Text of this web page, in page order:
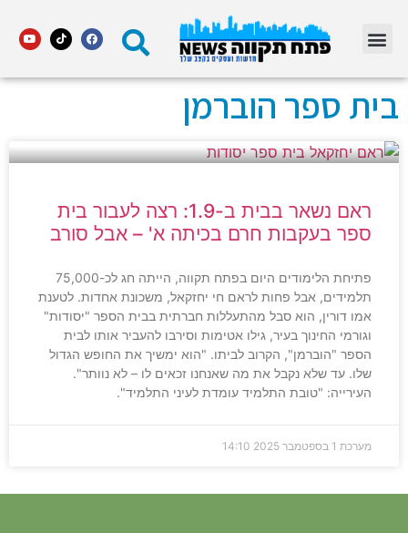
בית ספר הוברמן
ראם נשאר בבית ב-1.9: רצה לעבור בית
ספר בעקבות חרם בכיתה א' – אבל סורב
פתיחת הלימודים היום בפתח תקווה, הייתה חג לכ-75,000
תלמידים, אבל פחות לראם חי יחזקאל, משכונת אחדות. לטענת
אמו דורין, הוא סבל מהתעללות חברתית בבית הספר "יסודות"
וגורמי החינוך בעיר, גילו אטימות וסירבו להעביר אותו לבית
הספר "הוברמן", הקרוב לביתו. "הוא ימשיך את החופש הגדול
שלו. עד שלא נקבל את מה שאנחנו זכאים לו – לא נוותר".
העירייה: "טובת התלמיד עומדת לעיני התלמיד".
מערכת 1 בספטמבר 2025 14:10